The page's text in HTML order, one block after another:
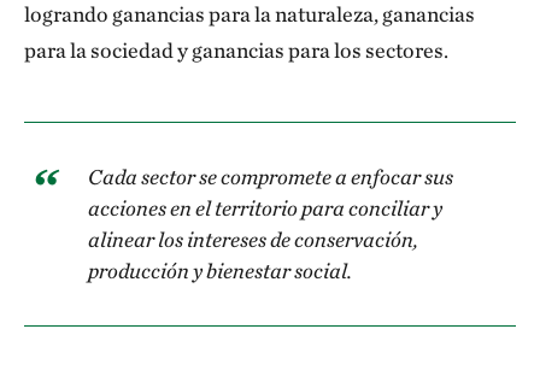
logrando ganancias para la naturaleza, ganancias
para la sociedad y ganancias para los sectores.
Cada sector se compromete a enfocar sus
acciones en el territorio para conciliar y
alinear los intereses de conservación,
producción y bienestar social.